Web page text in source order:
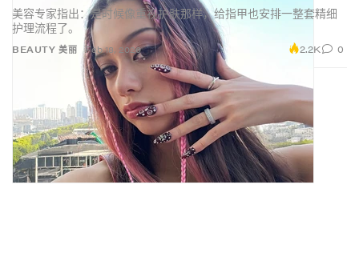
BEAUTY 美丽
美容专家指出：是时候像重视护肤那样，给指甲也安排一整套精细
护理流程了。
Feb 18, 2026 2.2K 0